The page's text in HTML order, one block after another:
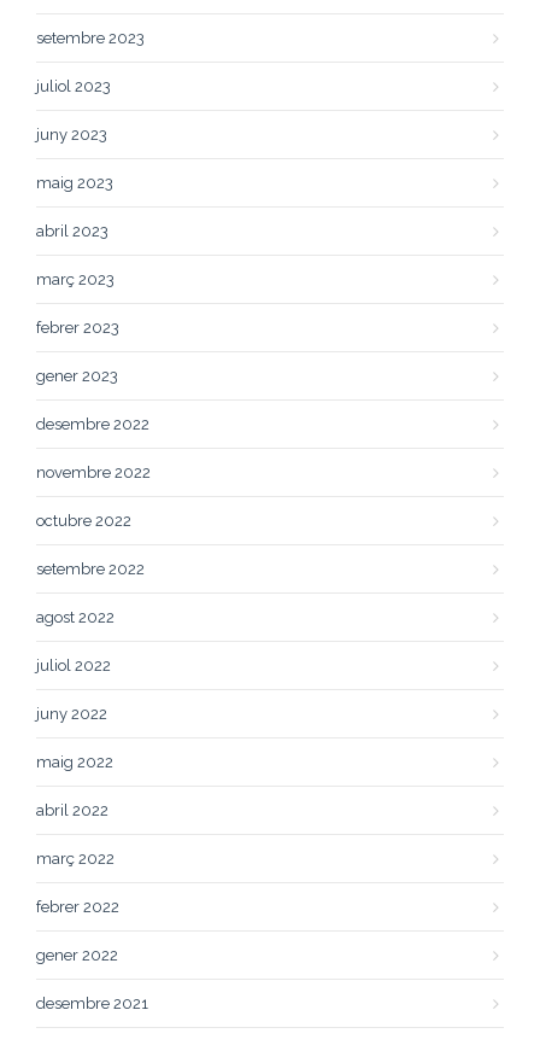
setembre 2023
juliol 2023
juny 2023
maig 2023
abril 2023
març 2023
febrer 2023
gener 2023
desembre 2022
novembre 2022
octubre 2022
setembre 2022
agost 2022
juliol 2022
juny 2022
maig 2022
abril 2022
març 2022
febrer 2022
gener 2022
desembre 2021